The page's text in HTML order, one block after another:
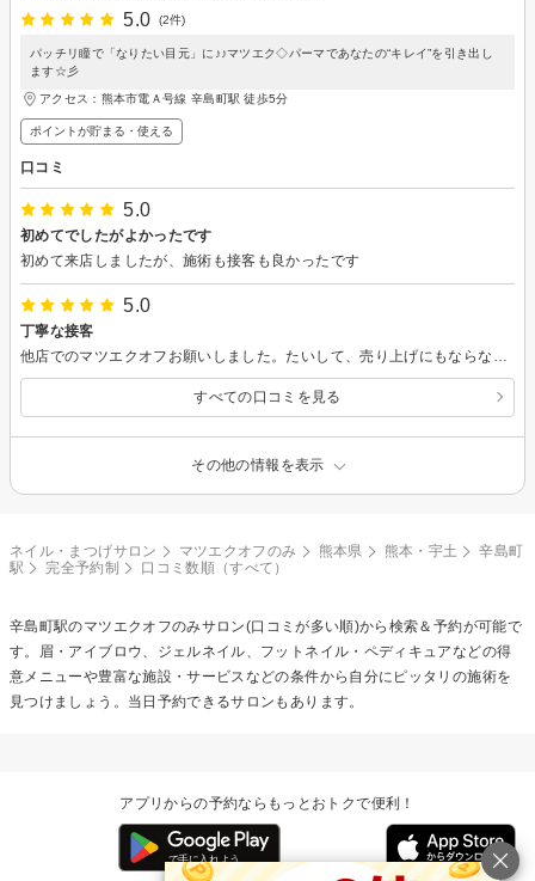
5.0
(2件)
パッチリ瞳で「なりたい目元」に♪♪マツエク◇パーマであなたの“キレイ”を引き出し
ます☆彡
アクセス：熊本市電Ａ号線 辛島町駅 徒歩5分
ポイントが貯まる・使える
口コミ
5.0
初めてでしたがよかったです
初めて来店しましたが、施術も接客も良かったです
5.0
丁寧な接客
すべての口コミを見る
その他の情報を表示
ネイル・まつげサロン マツエクオフのみ 熊本県 熊本・宇土
辛島町
駅
完全予約制 口コミ数順（すべて）
辛島町駅のマツエクオフのみサロン(口コミが多い順)から検索＆予約が可能で
す。眉・アイブロウ、ジェルネイル、フットネイル・ペディキュアなどの得
意メニューや豊富な施設・サービスなどの条件から自分にピッタリの施術を
見つけましょう。当日予約できるサロンもあります。
アプリからの予約ならもっとおトクで便利！